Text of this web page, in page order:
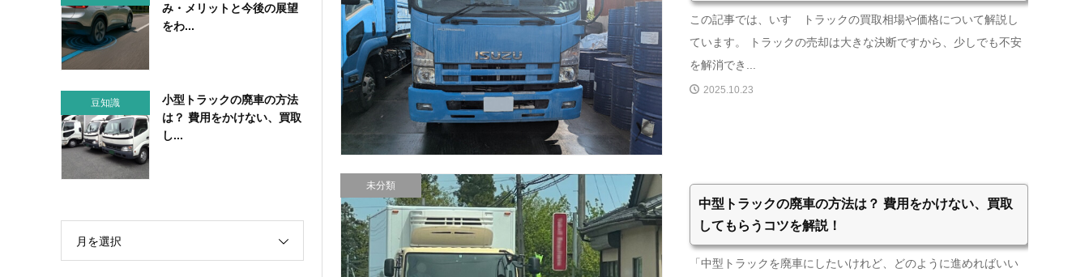
この記事では、いすゞトラックの買取相場や価格について解説し
ています。 トラックの売却は大きな決断ですから、少しでも不安
を解消でき...
2025.10.23
未分類
中型トラックの廃車の方法は？ 費用をかけない、買取
してもらうコツを解説！
「中型トラックを廃車にしたいけれど、どのように進めればいい
み・メリットと今後の展望
をわ...
豆知識
小型トラックの廃車の方法
は？ 費用をかけない、買取
し...
月を選択